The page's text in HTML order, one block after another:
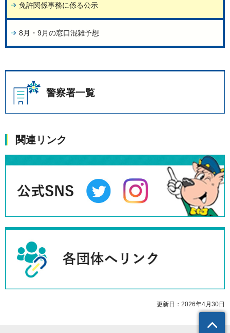
免許関係事務に係る公示
8月・9月の窓口混雑予想
警察署一覧
関連リンク
更新日：2026年4月30日